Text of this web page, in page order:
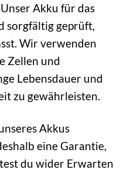
Akku für das
sorgfältig geprüft,
Wir verwenden
Zellen und
Lebensdauer und
zu gewährleisten.
Akkus
eine Garantie,
du wider Erwarten